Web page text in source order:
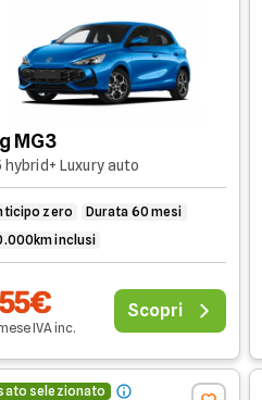
MG3
hybrid+ Luxury auto
zero
Durata 60 mesi
inclusi
IVAinc.
Scopri
selezionato